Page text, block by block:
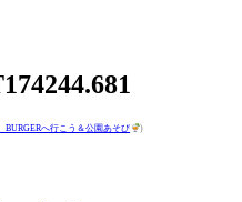
へ行こう＆公園あそび )